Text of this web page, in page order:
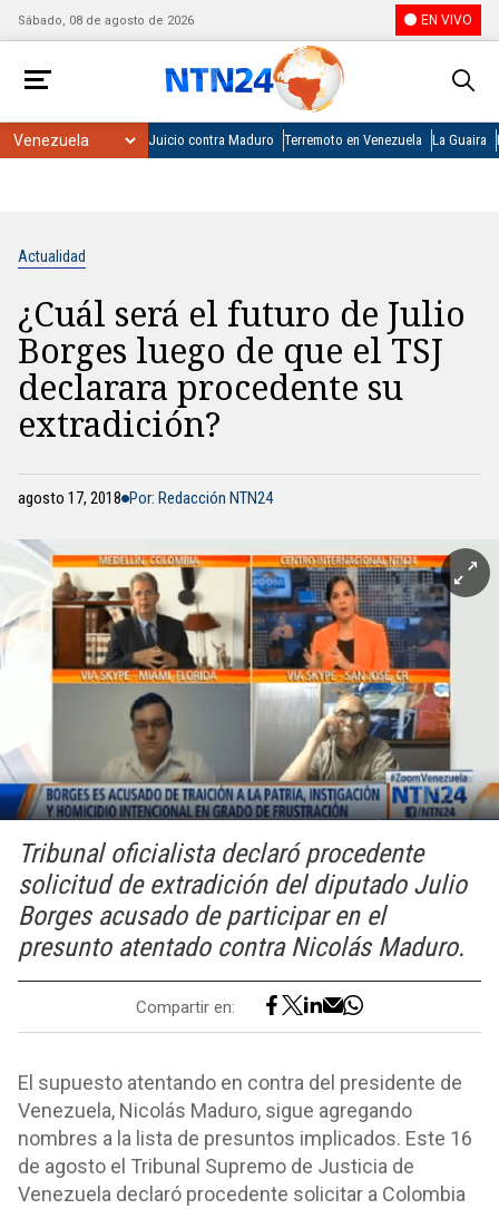
Sábado, 08 de agosto de 2026 EN VIVO
Juicio contra Maduro Terremoto en Venezuela La Guaira
Actualidad
¿Cuál será el futuro de Julio
Borges luego de que el TSJ
declarara procedente su
extradición?
agosto 17, 2018 Por: Redacción NTN24
Tribunal oficialista declaró procedente
solicitud de extradición del diputado Julio
Borges acusado de participar en el
presunto atentado contra Nicolás Maduro.
Compartir en:
El supuesto atentando en contra del presidente de
Venezuela, Nicolás Maduro, sigue agregando
nombres a la lista de presuntos implicados. Este 16
de agosto el Tribunal Supremo de Justicia de
Venezuela declaró procedente solicitar a Colombia